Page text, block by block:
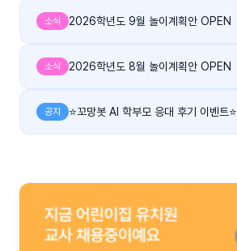
소식 2026학년도 9월 놀이계획안 OPEN
소식 2026학년도 8월 놀이계획안 OPEN
공지 ⭐꼬망봇 AI 학부모 응대 후기 이벤트⭐